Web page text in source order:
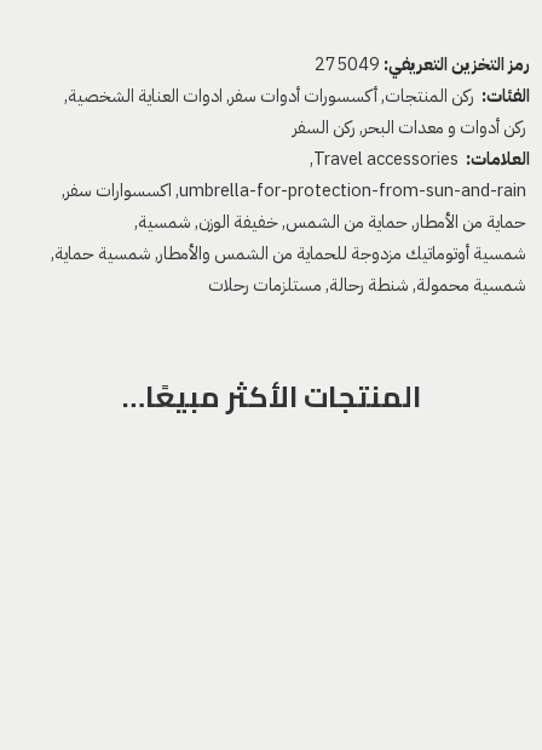
رمز التخزين التعريفي: 275049
الفئات: ركن المنتجات,أكسسورات أدوات سفر,ادوات العناية الشخصية,
ركن أدوات و معدات البحر,ركن السفر
العلامات: Travel accessories
,
umbrella-for-protection-from-sun-and-rain
,اكسسوارات سفر,
حماية من الأمطار,حماية من الشمس,خفيفة الوزن,شمسية,
شمسية أوتوماتيك مزدوجة للحماية من الشمس والأمطار,شمسية حماية,
شمسية محمولة,شنطة رحالة,مستلزمات رحلات
المنتجات الأكثر مبيعًا…